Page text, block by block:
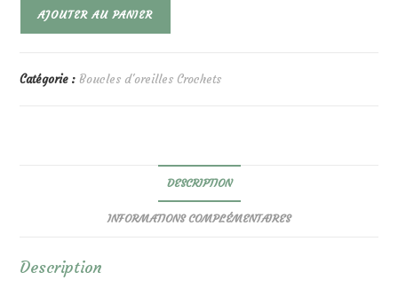
Irisé
AJOUTER AU PANIER
Catégorie : Boucles d'oreilles Crochets
DESCRIPTION
INFORMATIONS COMPLÉMENTAIRES
Description